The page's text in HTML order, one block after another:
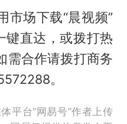
市场下载“晨视频”
键直达，或拨打热
需合作请拨打商务
。
平台“网易号”作者上传